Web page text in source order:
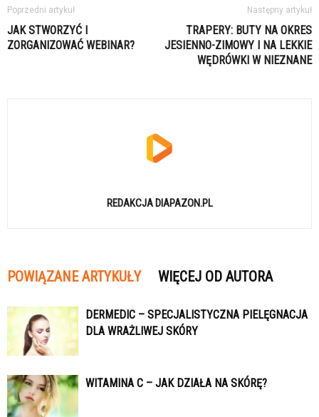
Poprzedni artykuł
JAK STWORZYĆ I
ZORGANIZOWAĆ WEBINAR?
Następny artykuł
TRAPERY: BUTY NA OKRES
JESIENNO-ZIMOWY I NA LEKKIE
WĘDRÓWKI W NIEZNANE
REDAKCJA DIAPAZON.PL
POWIĄZANE ARTYKUŁY WIĘCEJ OD AUTORA
DERMEDIC – SPECJALISTYCZNA PIELĘGNACJA
DLA WRAŻLIWEJ SKÓRY
WITAMINA C – JAK DZIAŁA NA SKÓRĘ?